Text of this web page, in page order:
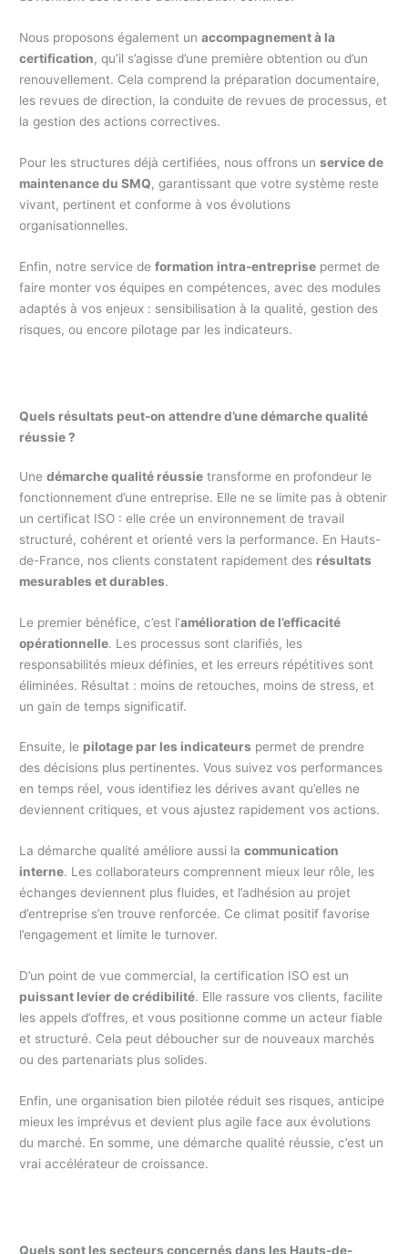
Nous proposons également unaccompagnement à la
certification, qu’il s’agisse d’une première obtention ou d’un
renouvellement. Cela comprend la préparation documentaire,
les revues de direction, la conduite de revues de processus, et
la gestion des actions correctives.
Pour les structures déjà certifiées, nous offrons unservice de
maintenance du SMQ, garantissant que votre système reste
vivant, pertinent et conforme à vos évolutions
organisationnelles.
Enfin, notre service deformation intra-entreprise permet de
faire monter vos équipes en compétences, avec des modules
adaptés à vos enjeux : sensibilisation à la qualité, gestion des
risques, ou encore pilotage par les indicateurs.
Quels résultats peut-on attendre d’une démarche qualité
réussie ?
Unedémarche qualité réussie transforme en profondeur le
fonctionnement d’une entreprise. Elle ne se limite pas à obtenir
un certificat ISO : elle crée un environnement de travail
structuré, cohérent et orienté vers la performance. En Hauts-
de-France, nos clients constatent rapidement des résultats
mesurables et durables.
Le premier bénéfice, c’est l’amélioration de l’efficacité
opérationnelle. Les processus sont clarifiés, les
responsabilités mieux définies, et les erreurs répétitives sont
éliminées. Résultat : moins de retouches, moins de stress, et
un gain de temps significatif.
Ensuite, le pilotage par les indicateurs permet de prendre
des décisions plus pertinentes. Vous suivez vos performances
en temps réel, vous identifiez les dérives avant qu’elles ne
deviennent critiques, et vous ajustez rapidement vos actions.
La démarche qualité améliore aussi lacommunication
interne. Les collaborateurs comprennent mieux leur rôle, les
échanges deviennent plus fluides, et l’adhésion au projet
d’entreprise s’en trouve renforcée. Ce climat positif favorise
l’engagement et limite le turnover.
D’un point de vue commercial, la certification ISO est un
puissant levier de crédibilité. Elle rassure vos clients, facilite
les appels d’offres, et vous positionne comme un acteur fiable
et structuré. Cela peut déboucher sur de nouveaux marchés
ou des partenariats plus solides.
Enfin, une organisation bien pilotée réduit ses risques, anticipe
mieux les imprévus et devient plus agile face aux évolutions
du marché. En somme, une démarche qualité réussie, c’est un
vrai accélérateur de croissance.
Quels sont les secteurs concernés dans les Hauts-de-